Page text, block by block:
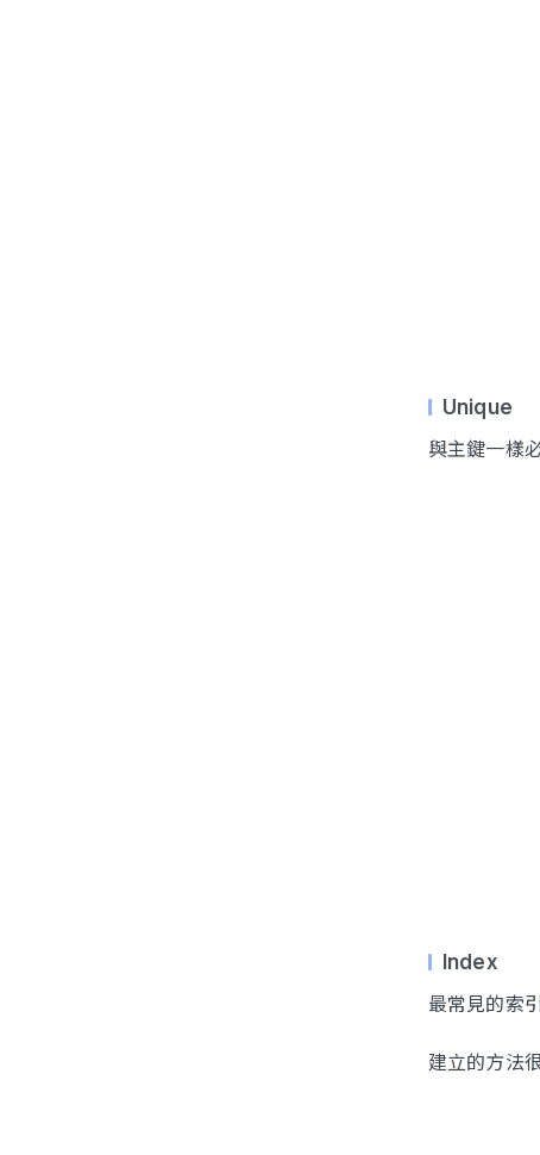
Unique
與主鍵一樣
Index
最常見的索
建立的方法